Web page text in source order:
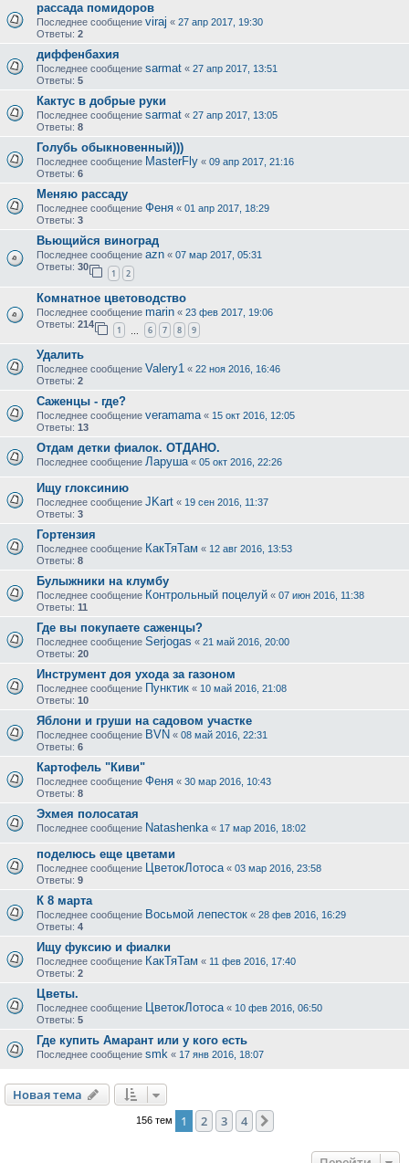
рассада помидоров
Последнее сообщение viraj « 27 апр 2017, 19:30
Ответы: 2
диффенбахия
Последнее сообщение sarmat « 27 апр 2017, 13:51
Ответы: 5
Кактус в добрые руки
Последнее сообщение sarmat « 27 апр 2017, 13:05
Ответы: 8
Голубь обыкновенный)))
Последнее сообщение MasterFly « 09 апр 2017, 21:16
Ответы: 6
Меняю рассаду
Последнее сообщение Феня « 01 апр 2017, 18:29
Ответы: 3
Вьющийся виноград
Последнее сообщение azn « 07 мар 2017, 05:31
Ответы: 30
1 2
Комнатное цветоводство
Последнее сообщение marin « 23 фев 2017, 19:06
Ответы: 214
1 6 7 8 9
Удалить
Последнее сообщение Valery1 « 22 ноя 2016, 16:46
Ответы: 2
Саженцы - где?
Последнее сообщение veramama « 15 окт 2016, 12:05
Ответы: 13
Отдам детки фиалок. ОТДАНО.
Последнее сообщение Ларуша « 05 окт 2016, 22:26
Ищу глоксинию
Последнее сообщение JKart « 19 сен 2016, 11:37
Ответы: 3
Гортензия
Последнее сообщение КакТяТам « 12 авг 2016, 13:53
Ответы: 8
Булыжники на клумбу
Последнее сообщение Контрольный поцелуй « 07 июн 2016, 11:38
Ответы: 11
Где вы покупаете саженцы?
Последнее сообщение Serjogas « 21 май 2016, 20:00
Ответы: 20
Инструмент доя ухода за газоном
Последнее сообщение Пунктик « 10 май 2016, 21:08
Ответы: 10
Яблони и груши на садовом участке
Последнее сообщение BVN « 08 май 2016, 22:31
Ответы: 6
Картофель "Киви"
Последнее сообщение Феня « 30 мар 2016, 10:43
Ответы: 8
Эхмея полосатая
Последнее сообщение Natashenka « 17 мар 2016, 18:02
поделюсь еще цветами
Последнее сообщение ЦветокЛотоса « 03 мар 2016, 23:58
Ответы: 9
К 8 марта
Последнее сообщение Восьмой лепесток « 28 фев 2016, 16:29
Ответы: 4
Ищу фуксию и фиалки
Последнее сообщение КакТяТам « 11 фев 2016, 17:40
Ответы: 2
Цветы.
Последнее сообщение ЦветокЛотоса « 10 фев 2016, 06:50
Ответы: 5
Где купить Амарант или у кого есть
Последнее сообщение smk « 17 янв 2016, 18:07
Новая тема
156 тем 1 2 3 4